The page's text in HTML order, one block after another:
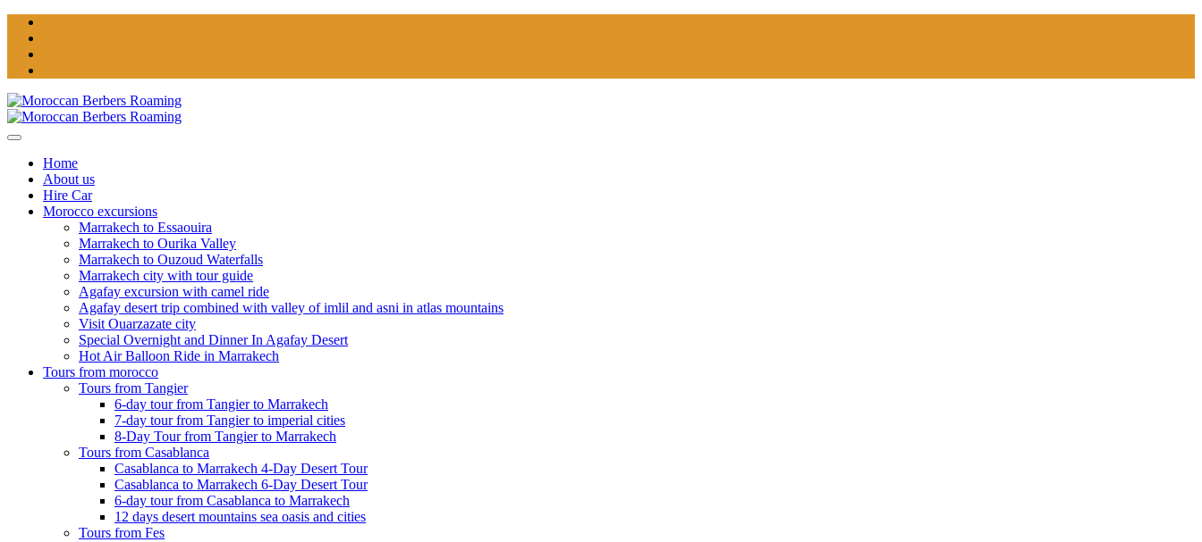
Home
About us
Hire Car
Morocco excursions
Marrakech to Essaouira
Marrakech to Ourika Valley
Marrakech to Ouzoud Waterfalls
Marrakech city with tour guide
Agafay excursion with camel ride
Agafay desert trip combined with valley of imlil and asni in atlas mountains
Visit Ouarzazate city
Special Overnight and Dinner In Agafay Desert
Hot Air Balloon Ride in Marrakech
Tours from morocco
Tours from Tangier
6-day tour from Tangier to Marrakech
7-day tour from Tangier to imperial cities
8-Day Tour from Tangier to Marrakech
Tours from Casablanca
Casablanca to Marrakech 4-Day Desert Tour
Casablanca to Marrakech 6-Day Desert Tour
6-day tour from Casablanca to Marrakech
12 days desert mountains sea oasis and cities
Tours from Fes